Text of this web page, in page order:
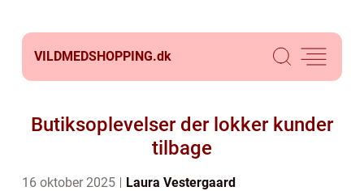
VILDMEDSHOPPING.dk
Butiksoplevelser der lokker kunder
tilbage
16 oktober 2025 Laura Vestergaard